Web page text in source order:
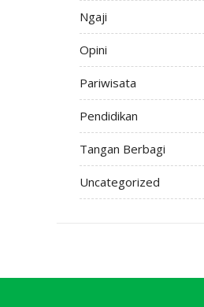
Ngaji
Opini
Pariwisata
Pendidikan
Tangan Berbagi
Uncategorized